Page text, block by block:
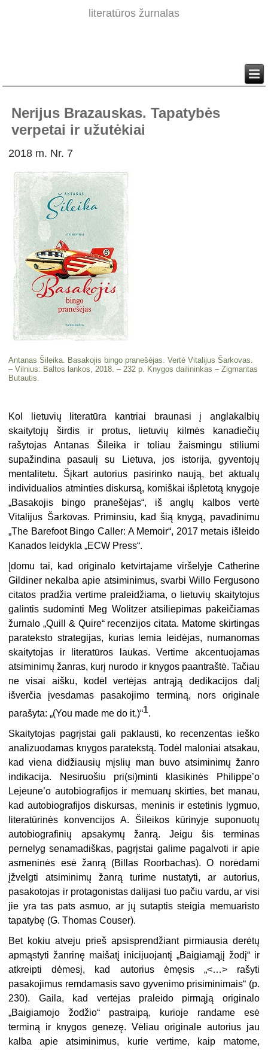
literatūros žurnalas
Nerijus Brazauskas. Tapatybės
verpetai ir užutėkiai
2018 m. Nr. 7
Antanas Šileika. Basakojis bingo pranešėjas. Vertė Vitalijus Šarkovas.
– Vilnius: Baltos lankos, 2018. – 232 p. Knygos dailininkas – Zigmantas
Butautis.
Kol lietuvių literatūra kantriai braunasi į anglakalbių
skaitytojų širdis ir protus, lietuvių kilmės kanadiečių
rašytojas Antanas Šileika ir toliau žaismingu stiliumi
supažindina pasaulį su Lietuva, jos istorija, gyventojų
mentalitetu. Šįkart autorius pasirinko naują, bet aktualų
individualios atminties diskursą, komiškai išplėtotą knygoje
„Basakojis bingo pranešėjas“, iš anglų kalbos vertė
Vitalijus Šarkovas. Priminsiu, kad šią knygą, pavadinimu
„The Barefoot Bingo Caller: A Memoir“, 2017 metais išleido
Kanados leidykla „ECW Press“.
Įdomu tai, kad originalo ketvirtajame viršelyje Catherine
Gildiner nekalba apie atsiminimus, svarbi Willo Fergusono
citatos pradžia vertime praleidžiama, o lietuvių skaitytojus
galintis sudominti Meg Wolitzer atsiliepimas pakeičiamas
žurnalo „Quill & Quire“ recenzijos citata. Matome skirtingas
parateksto strategijas, kurias lemia leidėjas, numanomas
skaitytojas ir literatūros laukas. Vertime akcentuojamas
atsiminimų žanras, kurį nurodo ir knygos paantraštė. Tačiau
ne visai aišku, kodėl vertėjas antrąją dedikacijos dalį
išverčia įvesdamas pasakojimo terminą, nors originale
parašyta: „(You made me do it.)“1.
Skaitytojas pagrįstai gali paklausti, ko recenzentas ieško
analizuodamas knygos paratekstą. Todėl maloniai atsakau,
kad viena didžiausių mįslių man buvo atsiminimų žanro
indikacija. Nesiruošiu pri(si)minti klasikinės Philippe’o
Lejeune’o autobiografijos ir memuarų skirties, bet manau,
kad autobiografijos diskursas, meninis ir estetinis lygmuo,
literatūrinės konvencijos A. Šileikos kūrinyje suponuotų
autobiografinių apsakymų žanrą. Jeigu šis terminas
pernelyg senamadiškas, pagrįstai galime pagalvoti ir apie
asmeninės esė žanrą (Billas Roorbachas). O norėdami
įžvelgti atsiminimų žanrą turime nustatyti, ar autorius,
pasakotojas ir protagonistas dalijasi tuo pačiu vardu, ar visi
jie yra tas pats asmuo, ar jų sutaptis steigia memuaristo
tapatybę (G. Thomas Couser).
Bet kokiu atveju prieš apsisprendžiant pirmiausia derėtų
apmąstyti žanrinę maišatį inicijuojantį „Baigiamąjį žodį“ ir
atkreipti dėmesį, kad autorius ėmęsis „<…> rašyti
pasakojimus remdamasis savo gyvenimo prisiminimais“ (p.
230). Gaila, kad vertėjas praleido pirmąją originalo
„Baigiamojo žodžio“ pastraipą, kurioje randame esė
terminą ir knygos genezę. Vėliau originale autorius jau
kalba apie atsiminimus, kurie vertime, kaip matome,